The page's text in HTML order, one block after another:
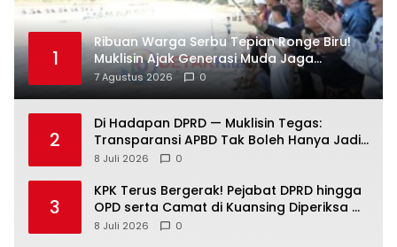
1
Ribuan Warga Serbu Tepian Ronge Biru!
Muklisin Ajak Generasi Muda Jaga
Warisan Budaya
7 Agustus 2026 0
2
Di Hadapan DPRD — Muklisin Tegas:
Transparansi APBD Tak Boleh Hanya Jadi
Slogan!
8 Juli 2026 0
3
KPK Terus Bergerak! Pejabat DPRD hingga
OPD serta Camat di Kuansing Diperiksa —
Suasana Kian Memanas!
8 Juli 2026 0